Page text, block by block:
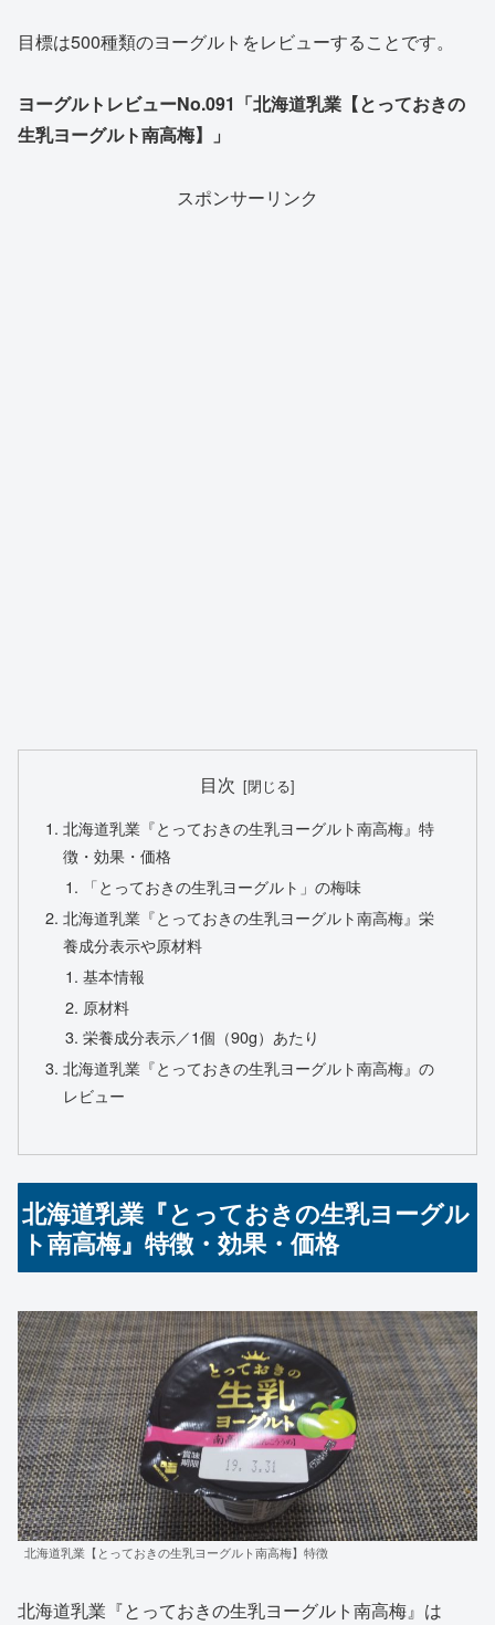
目標は500種類のヨーグルトをレビューすることです。
ヨーグルトレビューNo.091「北海道乳業【とっておきの
生乳ヨーグルト南高梅】」
スポンサーリンク
目次
北海道乳業『とっておきの生乳ヨーグルト南高梅』特
徴・効果・価格
「とっておきの生乳ヨーグルト」の梅味
北海道乳業『とっておきの生乳ヨーグルト南高梅』栄
養成分表示や原材料
基本情報
原材料
栄養成分表示／1個（90g）あたり
北海道乳業『とっておきの生乳ヨーグルト南高梅』の
レビュー
北海道乳業『とっておきの生乳ヨーグル
ト南高梅』特徴・効果・価格
北海道乳業【とっておきの生乳ヨーグルト南高梅】特徴
北海道乳業『とっておきの生乳ヨーグルト南高梅』は